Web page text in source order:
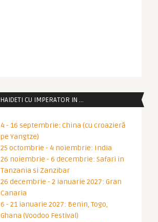
HAIDETI CU IMPERATOR IN …
4 - 16 septembrie: China (cu croazieră
pe Yangtze)
25 octombrie - 4 noiembrie: India
26 noiembrie - 6 decembrie: Safari in
Tanzania si Zanzibar
26 decembrie - 2 ianuarie 2027: Gran
Canaria
6 - 21 ianuarie 2027: Benin, Togo,
Ghana (Voodoo Festival)